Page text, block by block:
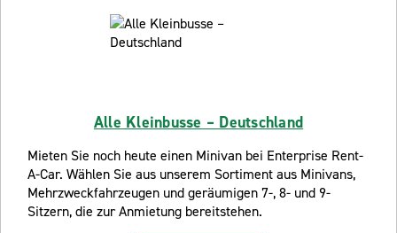
Alle Kleinbusse – Deutschland
Mieten Sie noch heute einen Minivan bei Enterprise Rent-
A-Car. Wählen Sie aus unserem Sortiment aus Minivans,
Mehrzweckfahrzeugen und geräumigen 7-, 8- und 9-
Sitzern, die zur Anmietung bereitstehen.